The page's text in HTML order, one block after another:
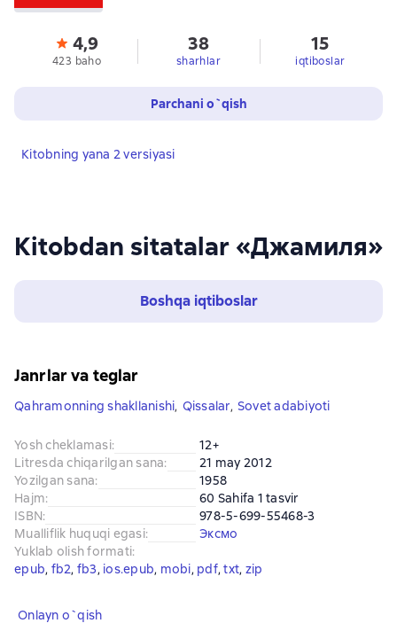
Kitobdan sitatalar «Джамиля»
Boshqa iqtiboslar
4,9
423 baho
38
sharhlar
15
iqtiboslar
Parchani o`qish
Kitobning yana 2 versiyasi
Janrlar va teglar
Qahramonning shakllanishi, Qissalar, Sovet adabiyoti
Yosh cheklamasi:
12+
Litresda chiqarilgan sana:
21 may 2012
Yozilgan sana:
1958
Hajm:
60 Sahifa 1 tasvir
ISBN:
978-5-699-55468-3
Mualliflik huquqi egasi:
Эксмо
Yuklab olish formati:
epub, fb2, fb3, ios.epub, mobi, pdf, txt, zip
Onlayn o`qish